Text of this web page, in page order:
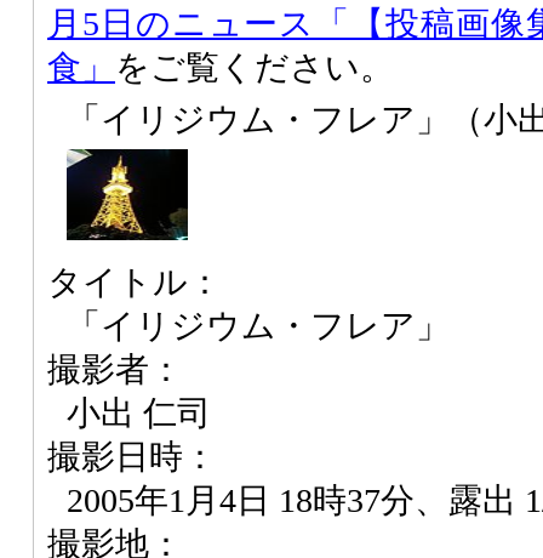
月5日のニュース「【投稿画像
食」 をご覧ください。
「イリジウム・フレア」（小
タイトル：
「イリジウム・フレア」
撮影者：
小出 仁司
撮影日時：
2005年1月4日 18時37分、露出
撮影地：